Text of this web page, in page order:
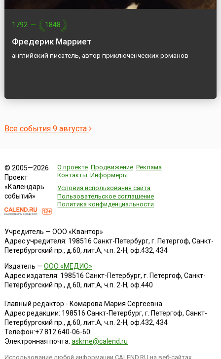
1792 — 1848
Фредерик Марриет
английский писатель, автор приключенческих романов
Все события 9 августа
© 2005—2026
Проект
«Календарь
событий»
О проекте Продвижение Реклама
Контакты Информеры
Условия использования сайта
Пользовательское соглашение
Политика конфиденциальности
Учредитель — ООО «Квантор»
Адрес учредителя: 198516 Санкт-Петербург, г. Петергоф, Санкт-
Петербургский пр., д.60, лит.А, ч.п. 2-Н, оф.432, 434
Издатель — ООО «МЕДИО»
Адрес издателя: 198516 Санкт-Петербург, г. Петергоф, Санкт-
Петербургский пр., д.60, лит.А, ч.п. 2-Н, оф.440
Главный редактор - Комарова Мария Сергеевна
Адрес редакции: 198516 Санкт-Петербург, г. Петергоф, Санкт-
Петербургский пр., д.60, лит.А, ч.п. 2-Н, оф.432, 434
Телефон:+7 812 640-06-60
Электронная почта: askme@calend.ru
Использование любой информации CALEND.RU на веб-сайтах